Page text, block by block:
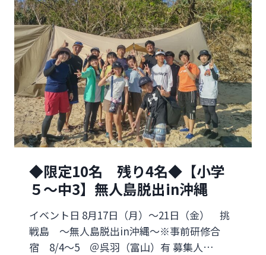
姿
勢
が
支
え
る
未
来
生
対
象
】
ミ
ス
テ
リ
ー
ツ
ア
◆限定10名 残り4名◆【小学
５～中3】無人島脱出in沖縄
イベント日 8月17日（月）～21日（金） 挑
戦島 ～無人島脱出in沖縄～※事前研修合
宿 8/4～5 ＠呉羽（富山）有 募集人…